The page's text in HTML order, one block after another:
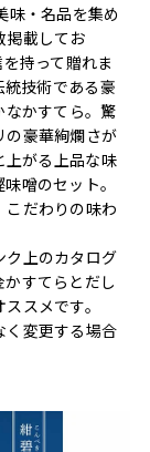
味・名品を集め
掲載してお
持って贈れま
技術である豪
なかすてら。驚
の豪華絢爛さが
上がる上品な味
噌のセット。
こだわりの味わ
ク上のカタログ
すてらとだし
スメです。
変更する場合